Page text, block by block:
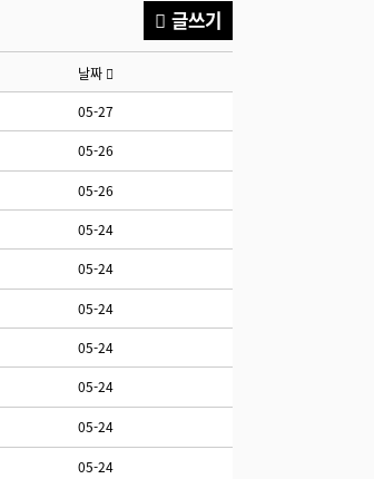
글쓰기
날짜
05-27
05-26
05-26
05-24
05-24
05-24
05-24
05-24
05-24
05-24